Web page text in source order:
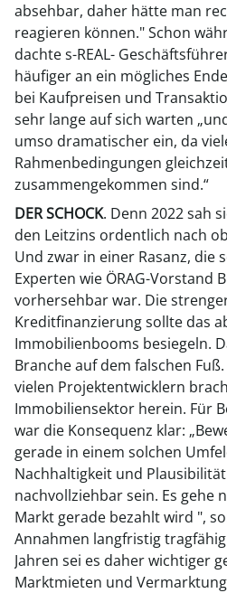
absehbar, daher hätte man
reagieren können." Schon
dachte s-REAL-
häufiger an ein mögliches
bei Kaufpreisen und
sehr lange auf sich warten
umso dramatischer ein, da
Rahmenbedingungen
zusammengekommen sind.“
DER SCHOCK. Denn 2022 sah
den Leitzins ordentlich nach
Und zwar in einer Rasanz, die
Experten wie ÖRAG-Vorstand
vorhersehbar war. Die
Kreditfinanzierung sollte das
Immobilienbooms besiegeln.
Branche auf dem falschen
vielen Projektentwicklern
Immobiliensektor herein. Für
war die Konsequenz klar:
gerade in einem solchen
Nachhaltigkeit und
nachvollziehbar sein. Es gehe
Markt gerade bezahlt wird ",
Annahmen langfristig
Jahren sei es daher wichtiger
Marktmieten und